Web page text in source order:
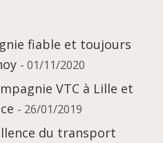
fiable et toujours
- 01/11/2020
VTC à Lille et
- 26/01/2019
du transport